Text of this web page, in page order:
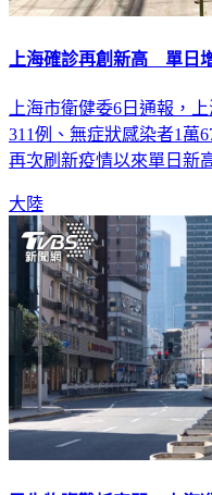
上海確診再創新高 單日
上海市衛健委6日通報，
311例、無症狀感染者1萬
再次刷新疫情以來單日新
大陸